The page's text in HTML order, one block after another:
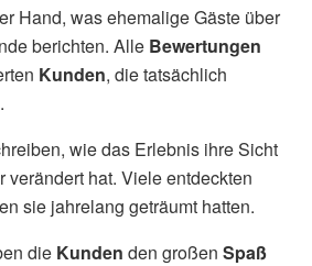
Hand, was ehemalige Gäste über
berichten. Alle Bewertungen
Kunden, die tatsächlich
wie das Erlebnis ihre Sicht
verändert hat. Viele entdeckten
sie jahrelang geträumt hatten.
die Kunden den großen Spaß